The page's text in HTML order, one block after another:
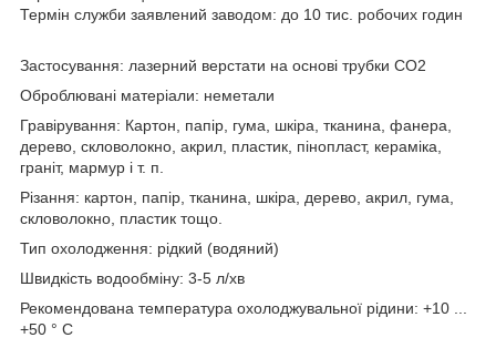
Термін служби заявлений заводом: до 10 тис. робочих годин
Застосування: лазерний верстати на основі трубки CO2
Оброблювані матеріали: неметали
Гравірування: Картон, папір, гума, шкіра, тканина, фанера,
дерево, скловолокно, акрил, пластик, пінопласт, кераміка,
граніт, мармур і т. п.
Різання: картон, папір, тканина, шкіра, дерево, акрил, гума,
скловолокно, пластик тощо.
Тип охолодження: рідкий (водяний)
Швидкість водообміну: 3-5 л/хв
Рекомендована температура охолоджувальної рідини: +10 ...
+50 ° С